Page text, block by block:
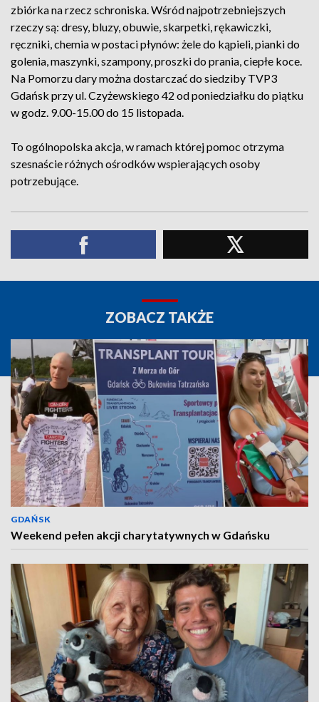
zbiórka na rzecz schroniska. Wśród najpotrzebniejszych
rzeczy są: dresy, bluzy, obuwie, skarpetki, rękawiczki,
ręczniki, chemia w postaci płynów: żele do kąpieli, pianki do
golenia, maszynki, szampony, proszki do prania, ciepłe koce.
Na Pomorzu dary można dostarczać do siedziby TVP3
Gdańsk przy ul. Czyżewskiego 42 od poniedziałku do piątku
w godz. 9.00-15.00 do 15 listopada.
To ogólnopolska akcja, w ramach której pomoc otrzyma
szesnaście różnych ośrodków wspierających osoby
potrzebujące.
ZOBACZ TAKŻE
GDAŃSK
Weekend pełen akcji charytatywnych w Gdańsku